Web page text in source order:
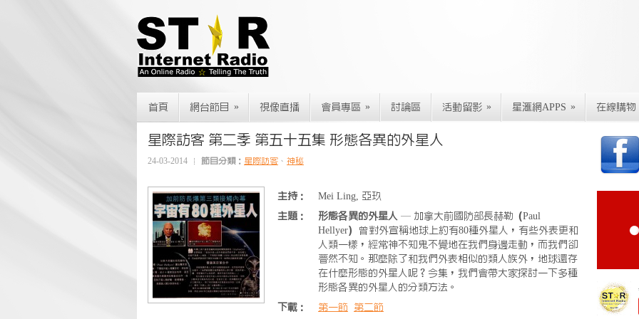
首頁 網台節目 » 視像直播 會員專區 » 討論區 活動留影 » 星滙網APPS » 在線購物
星際訪客 第二季 第五十五集 形態各異的外星人
24-03-2014 節目分類： 星際訪客 、 神秘
主持：
Mei Ling, 亞玖
主題：
形態各異的外星人 — 加拿大前國防部長赫勒（Paul
Hellyer）曾對外宣稱地球上約有80種外星人，有些外表更和
人類一樣，經常神不知鬼不覺地在我們身邊走動，而我們卻
瞢然不知。那麼除了和我們外表相似的類人族外，地球還存
在什麼形態的外星人呢？今集，我們會帶大家探討一下多種
形態各異的外星人的分類方法。
下載：
第一節 第二節